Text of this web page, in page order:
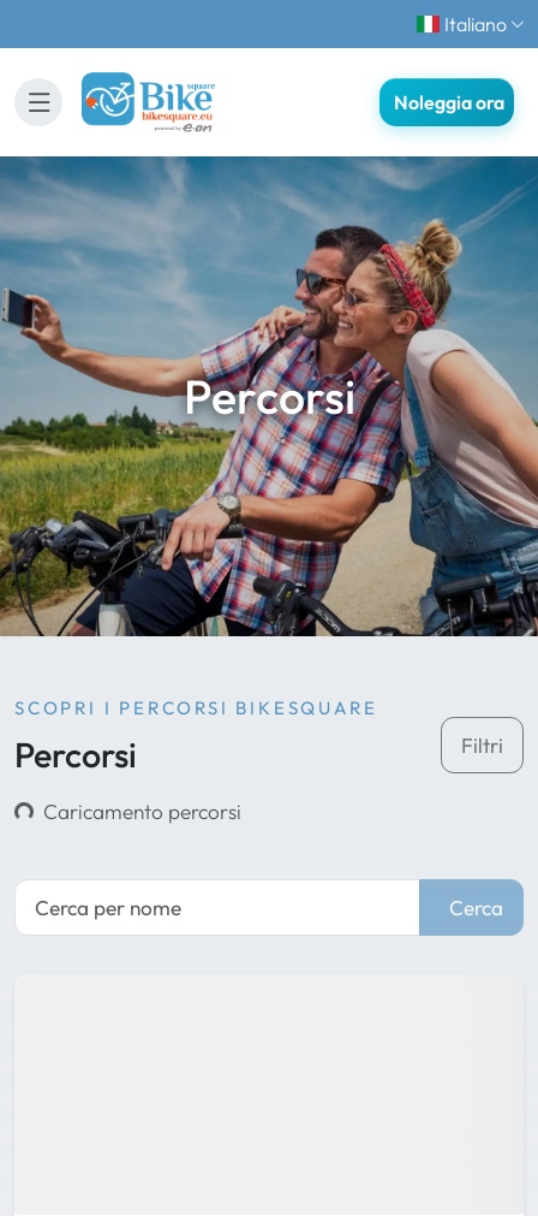
Italiano
Noleggia ora
Percorsi
SCOPRI I PERCORSI BIKESQUARE
Percorsi Filtri
Caricamento percorsi
Cerca